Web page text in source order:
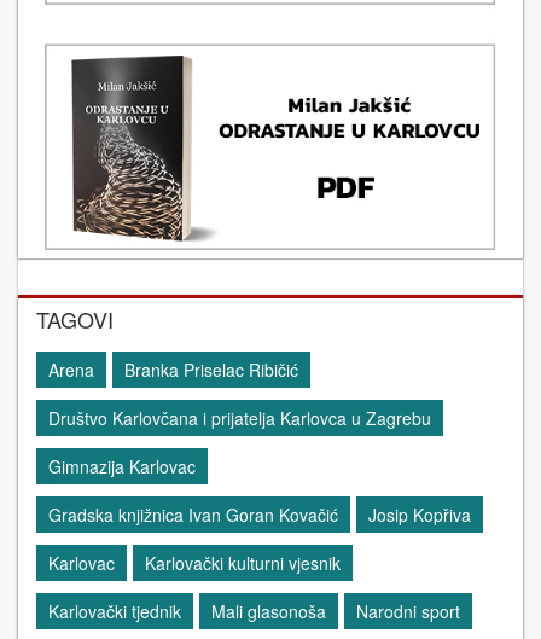
TAGOVI
Arena
Branka Priselac Ribičić
Društvo Karlovčana i prijatelja Karlovca u Zagrebu
Gimnazija Karlovac
Gradska knjižnica Ivan Goran Kovačić
Josip Kopřiva
Karlovac
Karlovački kulturni vjesnik
Karlovački tjednik
Mali glasonoša
Narodni sport